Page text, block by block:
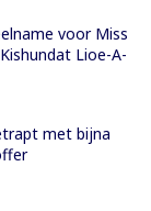
voor Miss
Lioe-A-
met bijna